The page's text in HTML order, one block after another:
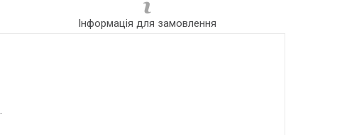
Інформація для замовлення